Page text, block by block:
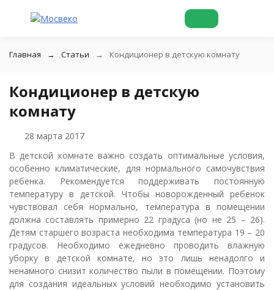
Главная Статьи Кондиционер в детскую комнату
Кондиционер в детскую
комнату
28 марта 2017
В детской комнате важно создать оптимальные условия,
особенно климатические, для нормального самочувствия
ребенка. Рекомендуется поддерживать постоянную
температуру в детской. Чтобы новорожденный ребенок
чувствовал себя нормально, температура в помещении
должна составлять примерно 22 градуса (но не 25 – 26).
Детям старшего возраста необходима температура 19 – 20
градусов. Необходимо ежедневно проводить влажную
уборку в детской комнате, но это лишь ненадолго и
ненамного снизит количество пыли в помещении. Поэтому
для создания идеальных условий необходимо установить